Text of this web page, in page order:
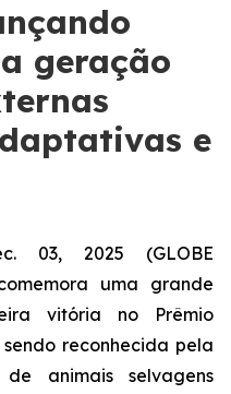
geração
e
03, 2025 (GLOBE
uma grande
vitória no Prêmio
reconhecida pela
animais selvagens